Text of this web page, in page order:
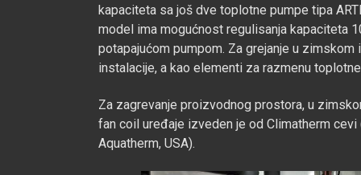
kapaciteta sa još dve toplotne pumpe tipa
model ima mogućnost regulisanja kapaciteta
potapajućom pumpom. Za grejanje u
instalacije, a kao elementi za razmenu
Za zagrevanje proizvodnog prostora, u
fan coil uređaje izveden je od Climatherm
Aquatherm, USA).